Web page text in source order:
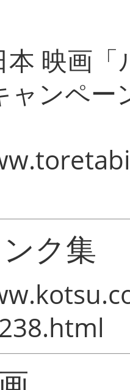
本 映画
ャンペー
ク集